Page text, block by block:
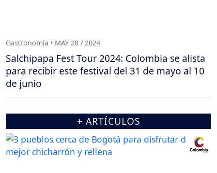
Gastronomía • MAY 28 / 2024
Salchipapa Fest Tour 2024: Colombia se alista
para recibir este festival del 31 de mayo al 10
de junio
+ ARTÍCULOS